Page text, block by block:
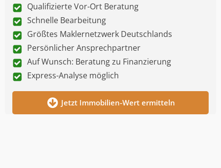
Qualifizierte Vor-Ort Beratung
Schnelle Bearbeitung
Größtes Maklernetzwerk Deutschlands
Persönlicher Ansprechpartner
Auf Wunsch: Beratung zu Finanzierung
Express-Analyse möglich
Jetzt Immobilien-Wert ermitteln